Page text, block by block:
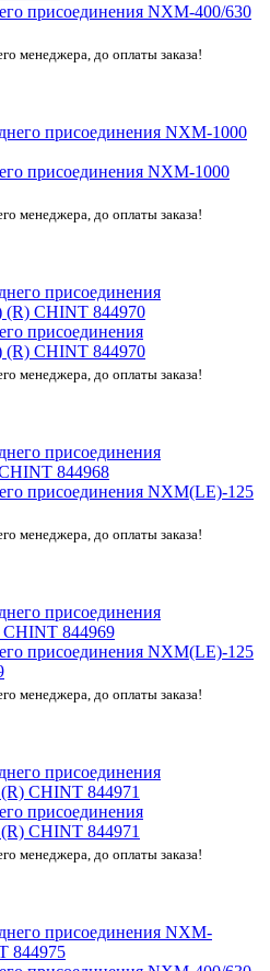
присоединения NXM-400/630
менеджера, до оплаты заказа!
присоединения NXM-1000
менеджера, до оплаты заказа!
присоединения
(R) CHINT 844970
менеджера, до оплаты заказа!
присоединения NXM(LE)-125
менеджера, до оплаты заказа!
присоединения NXM(LE)-125
менеджера, до оплаты заказа!
присоединения
CHINT 844971
менеджера, до оплаты заказа!